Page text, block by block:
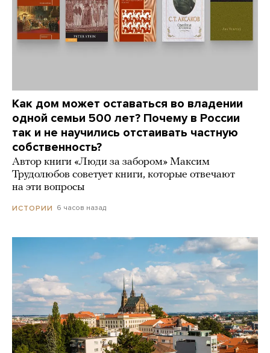
Как дом может оставаться во владении
одной семьи 500 лет? Почему в России
так и не научились отстаивать частную
собственность?
Автор книги «Люди за забором» Максим
Трудолюбов советует книги, которые отвечают
на эти вопросы
ИСТОРИИ 6 часов назад